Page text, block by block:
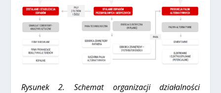
Rysunek 2. Schemat organizacji działalności